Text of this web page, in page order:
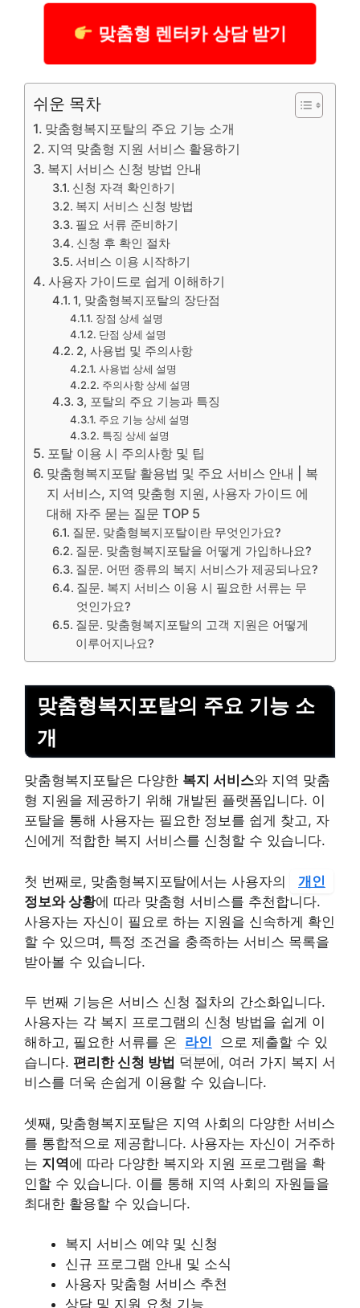
맞춤형 렌터카 상담 받기
쉬운 목차
맞춤형복지포탈의 주요 기능 소개
지역 맞춤형 지원 서비스 활용하기
복지 서비스 신청 방법 안내
신청 자격 확인하기
복지 서비스 신청 방법
필요 서류 준비하기
신청 후 확인 절차
서비스 이용 시작하기
사용자 가이드로 쉽게 이해하기
1, 맞춤형복지포탈의 장단점
장점 상세 설명
단점 상세 설명
2, 사용법 및 주의사항
사용법 상세 설명
주의사항 상세 설명
3, 포탈의 주요 기능과 특징
주요 기능 상세 설명
특징 상세 설명
포탈 이용 시 주의사항 및 팁
맞춤형복지포탈 활용법 및 주요 서비스 안내 | 복
지 서비스, 지역 맞춤형 지원, 사용자 가이드 에
대해 자주 묻는 질문 TOP 5
질문. 맞춤형복지포탈이란 무엇인가요?
질문. 맞춤형복지포탈을 어떻게 가입하나요?
질문. 어떤 종류의 복지 서비스가 제공되나요?
질문. 복지 서비스 이용 시 필요한 서류는 무
엇인가요?
질문. 맞춤형복지포탈의 고객 지원은 어떻게
이루어지나요?
맞춤형복지포탈의 주요 기능 소
개
맞춤형복지포탈은 다양한 복지 서비스와 지역 맞춤
형 지원을 제공하기 위해 개발된 플랫폼입니다. 이
포탈을 통해 사용자는 필요한 정보를 쉽게 찾고, 자
신에게 적합한 복지 서비스를 신청할 수 있습니다.
첫 번째로, 맞춤형복지포탈에서는 사용자의
개인
정보와 상황에 따라 맞춤형 서비스를 추천합니다.
사용자는 자신이 필요로 하는 지원을 신속하게 확인
할 수 있으며, 특정 조건을 충족하는 서비스 목록을
받아볼 수 있습니다.
두 번째 기능은 서비스 신청 절차의 간소화입니다.
사용자는 각 복지 프로그램의 신청 방법을 쉽게 이
해하고, 필요한 서류를 온 라인
으로 제출할 수 있
습니다. 편리한 신청 방법 덕분에, 여러 가지 복지 서
비스를 더욱 손쉽게 이용할 수 있습니다.
셋째, 맞춤형복지포탈은 지역 사회의 다양한 서비스
를 통합적으로 제공합니다. 사용자는 자신이 거주하
는 지역에 따라 다양한 복지와 지원 프로그램을 확
인할 수 있습니다. 이를 통해 지역 사회의 자원들을
최대한 활용할 수 있습니다.
복지 서비스 예약 및 신청
신규 프로그램 안내 및 소식
사용자 맞춤형 서비스 추천
상담 및 지원 요청 기능